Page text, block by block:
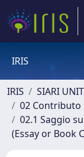
IRIS
IRIS
SIARI
02 Contributo
02.1 Saggio
(Essay or Book